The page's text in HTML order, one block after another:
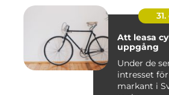
Att leasa
uppgång
Under de
intresset
markant i